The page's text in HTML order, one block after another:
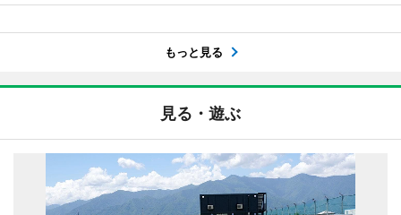
もっと見る
見る・遊ぶ